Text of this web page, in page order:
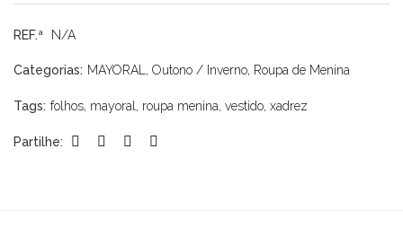
BEBÉ
VERMELHO
REF.ª N/A
Categorias: MAYORAL, Outono / Inverno, Roupa de Menina
Tags: folhos, mayoral , roupa menina, vestido, xadrez
Partilhe: